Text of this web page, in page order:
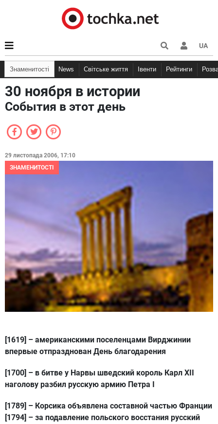
UA
Знаменитості News Світське життя Івенти Рейтинги
30 ноября в истории
События в этот день
29 листопада 2006, 17:10
ЗНАМЕНИТОСТІ
[1619] – американскими поселенцами Вирджинии
впервые отпразднован День благодарения
[1700] – в битве у Нарвы шведский король Карл XII
наголову разбил русскую армию Петра I
[1789] – Корсика объявлена составной частью Франции
[1794] – за подавление польского восстания русский